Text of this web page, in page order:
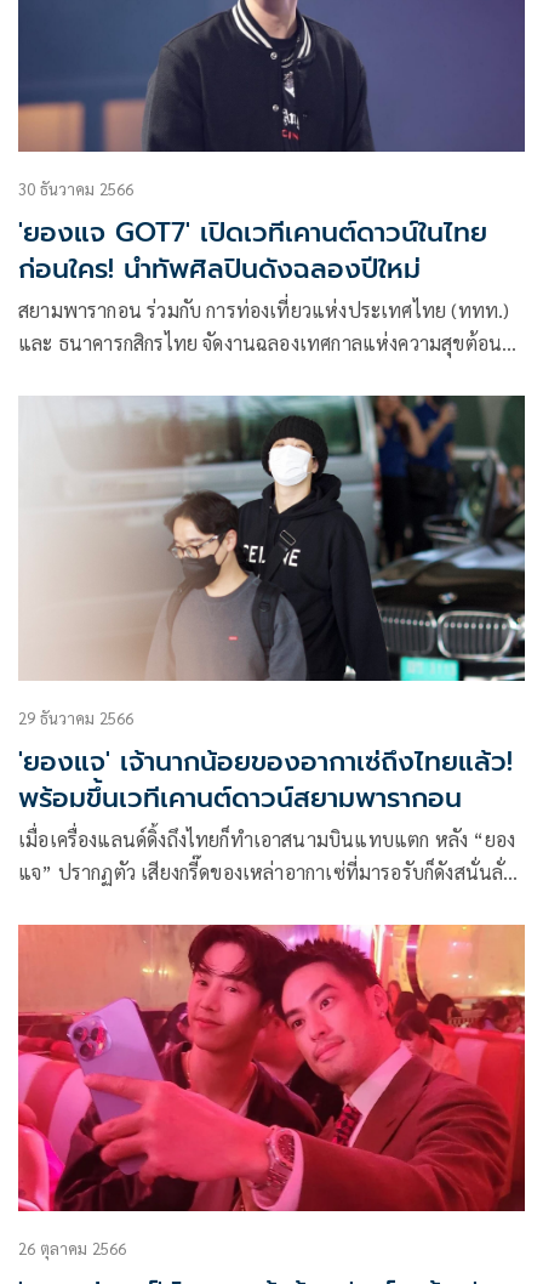
30 ธันวาคม 2566
'ยองแจ GOT7' เปิดเวทีเคานต์ดาวน์ในไทย
ก่อนใคร! นำทัพศิลปินดังฉลองปีใหม่
สยามพารากอน ร่วมกับ การท่องเที่ยวแห่งประเทศไทย (ททท.)
และ ธนาคารกสิกรไทย จัดงานฉลองเทศกาลแห่งความสุขต้อนรับ
ดาวน์ เซเลเบรชั่น 2024”
29 ธันวาคม 2566
'ยองแจ' เจ้านากน้อยของอากาเซ่ถึงไทยแล้ว!
พร้อมขึ้นเวทีเคานต์ดาวน์สยามพารากอน
เมื่อเครื่องแลนด์ดิ้งถึงไทยก็ทำเอาสนามบินแทบแตก หลัง “ยอง
แจ” ปรากฏตัว เสียงกรี๊ดของเหล่าอากาเซ่ที่มารอรับก็ดังสนั่นลั่น
26 ตุลาคม 2566